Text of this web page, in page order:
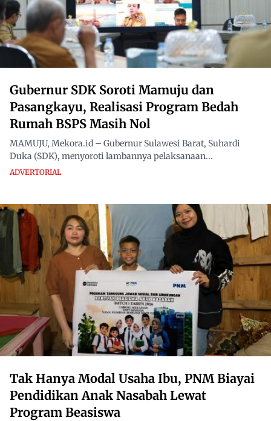
Gubernur SDK Soroti Mamuju dan
Pasangkayu, Realisasi Program Bedah
Rumah BSPS Masih Nol
MAMUJU, Mekora.id – Gubernur Sulawesi Barat, Suhardi
Duka (SDK), menyoroti lambannya pelaksanaan...
ADVERTORIAL
Tak Hanya Modal Usaha Ibu, PNM Biayai
Pendidikan Anak Nasabah Lewat
Program Beasiswa